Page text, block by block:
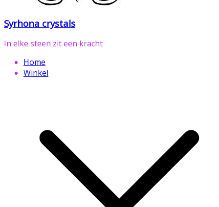
Syrhona crystals
In elke steen zit een kracht
Home
Winkel